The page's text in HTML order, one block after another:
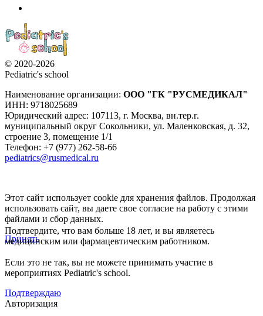
© 2020-2026
Pediatric's school
Наименование организации: ООО "ГК "РУСМЕДИКАЛ"
ИНН: 9718025689
Юридический адрес: 107113, г. Москва, вн.тер.г.
муниципальный округ Сокольники, ул. Маленковская, д. 32,
строение 3, помещение 1/1
Телефон: +7 (977) 262-58-66
pediatrics@rusmedical.ru
Этот сайт использует cookie для хранения файлов. Продолжая
использовать сайт, вы даете свое согласие на работу с этими
файлами и сбор данных.
Принять
Подтвердите, что вам больше 18 лет, и вы являетесь
медицинским или фармацевтическим работником.
Если это не так, вы не можете принимать участие в
мероприятиях Pediatric's school.
Подтверждаю
Авторизация